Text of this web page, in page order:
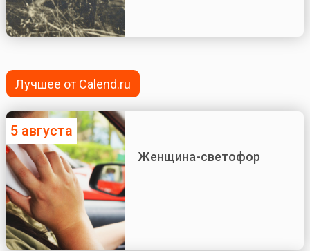
Лучшее от Calend.ru
5 августа
Женщина-светофор